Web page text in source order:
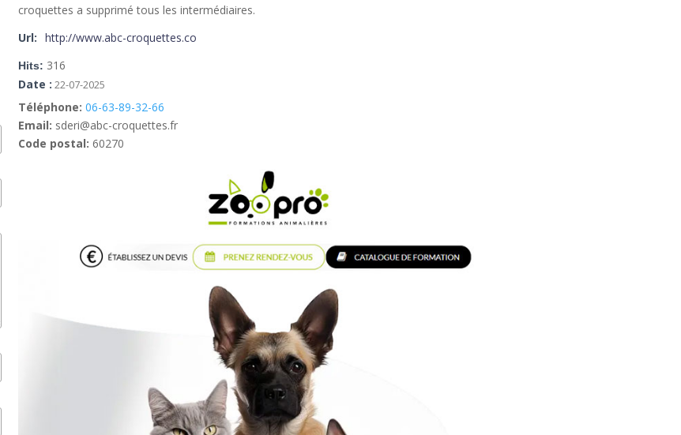
croquettes a supprimé tous les intermédiaires.
Url: http://www.abc-croquettes.co
Hits: 316
Date : 22-07-2025
Téléphone: 06-63-89-32-66
Email: sderi@abc-croquettes.fr
Code postal: 60270